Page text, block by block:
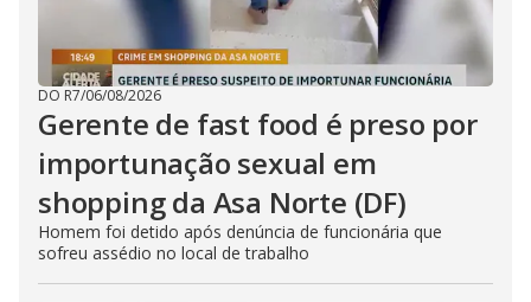
DO R7/06/08/2026
Gerente de fast food é preso por
importunação sexual em
shopping da Asa Norte (DF)
Homem foi detido após denúncia de funcionária que
sofreu assédio no local de trabalho